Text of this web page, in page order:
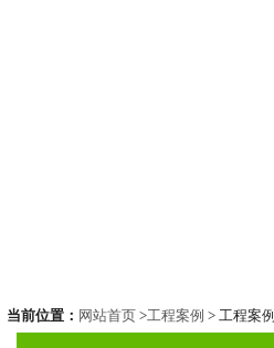
当前位置： 网站首页 >工程案例 > 工程案例